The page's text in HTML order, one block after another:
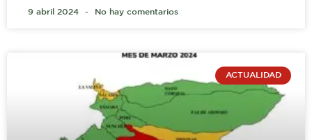
9 abril 2024 No hay comentarios
ACTUALIDAD